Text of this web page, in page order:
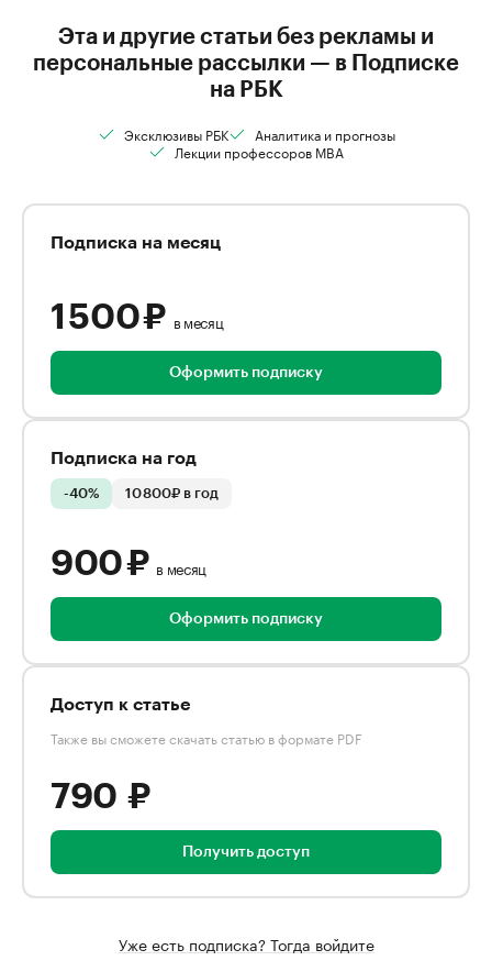
Эта и другие статьи без рекламы и
персональные рассылки — в Подписке
на РБК
Эксклюзивы РБК
Аналитика и прогнозы
Лекции профессоров MBA
Подписка на месяц
1 500 ₽ в месяц
Оформить подписку
Подписка на год
-40% 10 800₽ в год
900 ₽ в месяц
Оформить подписку
Доступ к статье
Также вы сможете скачать статью в формате PDF
790 ₽
Получить доступ
Уже есть подписка? Тогда войдите